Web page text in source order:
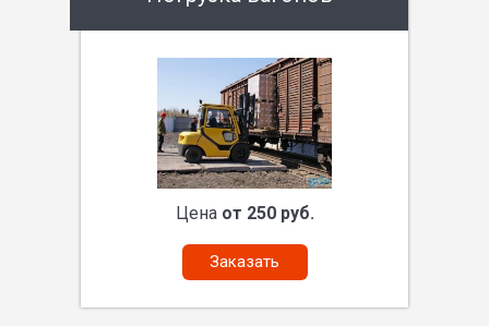
Цена от 250 руб.
Заказать